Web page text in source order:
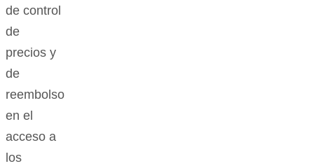
de control
de
precios y
de
reembolso
en el
acceso a
los